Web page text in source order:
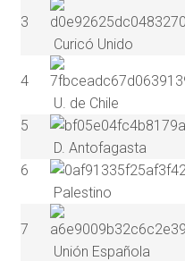
3
Curicó Unido
4
U. de Chile
5
D. Antofagasta
6
Palestino
7
Unión Española